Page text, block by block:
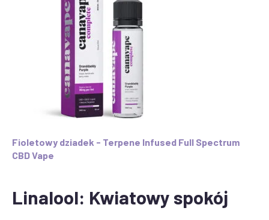
Fioletowy dziadek - Terpene Infused Full Spectrum
CBD Vape
Linalool: Kwiatowy spokój